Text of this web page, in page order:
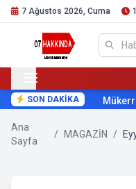
7 Ağustos 2026, Cuma
SON DAKİKA
Ana
Sayfa
/ MAGAZİN /